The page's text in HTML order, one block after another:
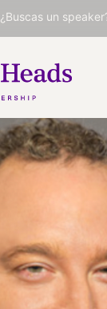
¿Buscas un
Uno de
del
The
Prestige
ALEMÁN